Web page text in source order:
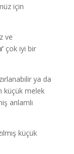
için
ve
çok iyi bir
ya da
küçük melek
anlamlı
küçük